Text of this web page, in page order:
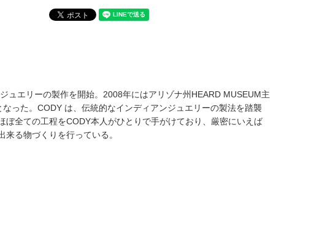
ュエリーの製作を開始。2008年にはアリゾナ州HEARD MUSEUM主
った。CODY は、伝統的なインディアンジュエリーの製法を踏襲
全ての工程をCODY本人がひとりで手がけており、厳密にいえば
る物づくりを行っている。